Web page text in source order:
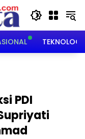
TEKNOLOGI
PDI